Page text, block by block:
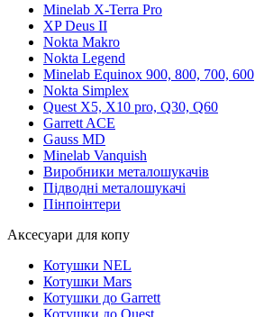
Minelab X-Terra Pro
XP Deus II
Nokta Makro
Nokta Legend
Minelab Equinox 900, 800, 700, 600
Nokta Simplex
Quest X5, X10 pro, Q30, Q60
Garrett ACE
Gauss MD
Minelab Vanquish
Виробники металошукачів
Підводні металошукачі
Пінпоінтери
Аксесуари для копу
Котушки NEL
Котушки Mars
Котушки до Garrett
Котушки до Quest